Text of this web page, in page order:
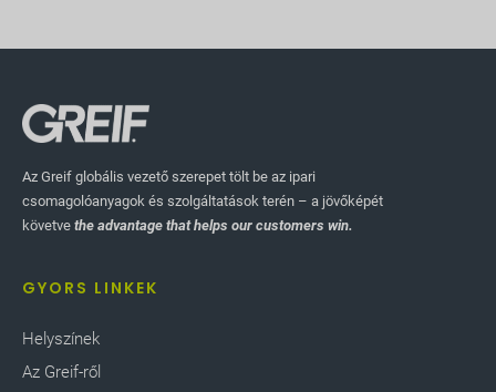
Az Greif globális vezető szerepet tölt be az ipari
csomagolóanyagok és szolgáltatások terén – a jövőképét
követve the advantage that helps our customers win.
GYORS LINKEK
Helyszínek
Az Greif-ről